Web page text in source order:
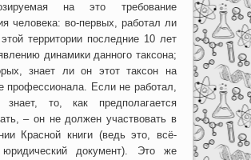
на это требование
человека: во-первых, работал ли
территории последние 10 лет
динамики данного таксона;
знает ли он этот таксон на
профессионала. Если не работал,
то, как предполагается
– он не должен участвовать в
Красной книги (ведь это, всё-
юридический документ). Это же